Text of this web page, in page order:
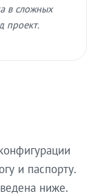
в сложных
проект.
и паспорту.
ниже.